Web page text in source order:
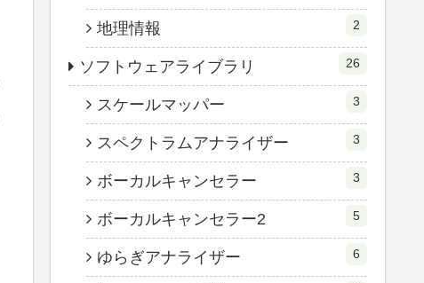
地理情報 2
ソフトウェアライブラリ 26
スケールマッパー 3
スペクトラムアナライザー 3
ボーカルキャンセラー 3
ボーカルキャンセラー2 5
ゆらぎアナライザー 6